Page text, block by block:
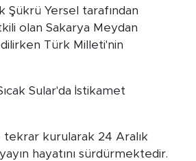
Şükrü Yersel tarafından
olan Sakarya Meydan
Türk Milleti'nin
Sular'da İstikamet
tekrar kurularak 24 Aralık
hayatını sürdürmektedir.